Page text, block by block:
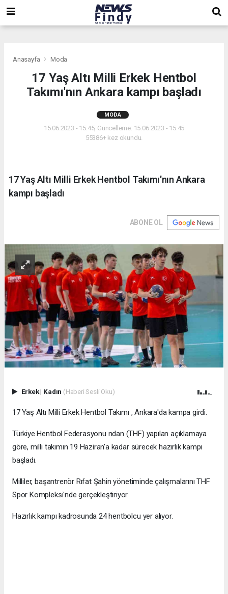
Anasayfa Moda
17 Yaş Altı Milli Erkek Hentbol
Takımı'nın Ankara kampı başladı
MODA
15.06.2023 - 15:45, Güncelleme: 15.06.2023 - 15:45
55386+ kez okundu.
17 Yaş Altı Milli Erkek Hentbol Takımı'nın Ankara
kampı başladı
ABONE OL
Erkek| Kadın (Haberi Sesli Oku)
17 Yaş Altı Milli Erkek Hentbol Takımı , Ankara'da kampa girdi.
Türkiye Hentbol Federasyonu ndan (THF) yapılan açıklamaya
göre, milli takımın 19 Haziran'a kadar sürecek hazırlık kampı
başladı.
Milliler, başantrenör Rıfat Şahin yönetiminde çalışmalarını THF
Spor Kompleksi'nde gerçekleştiriyor.
Hazırlık kampı kadrosunda 24 hentbolcu yer alıyor.